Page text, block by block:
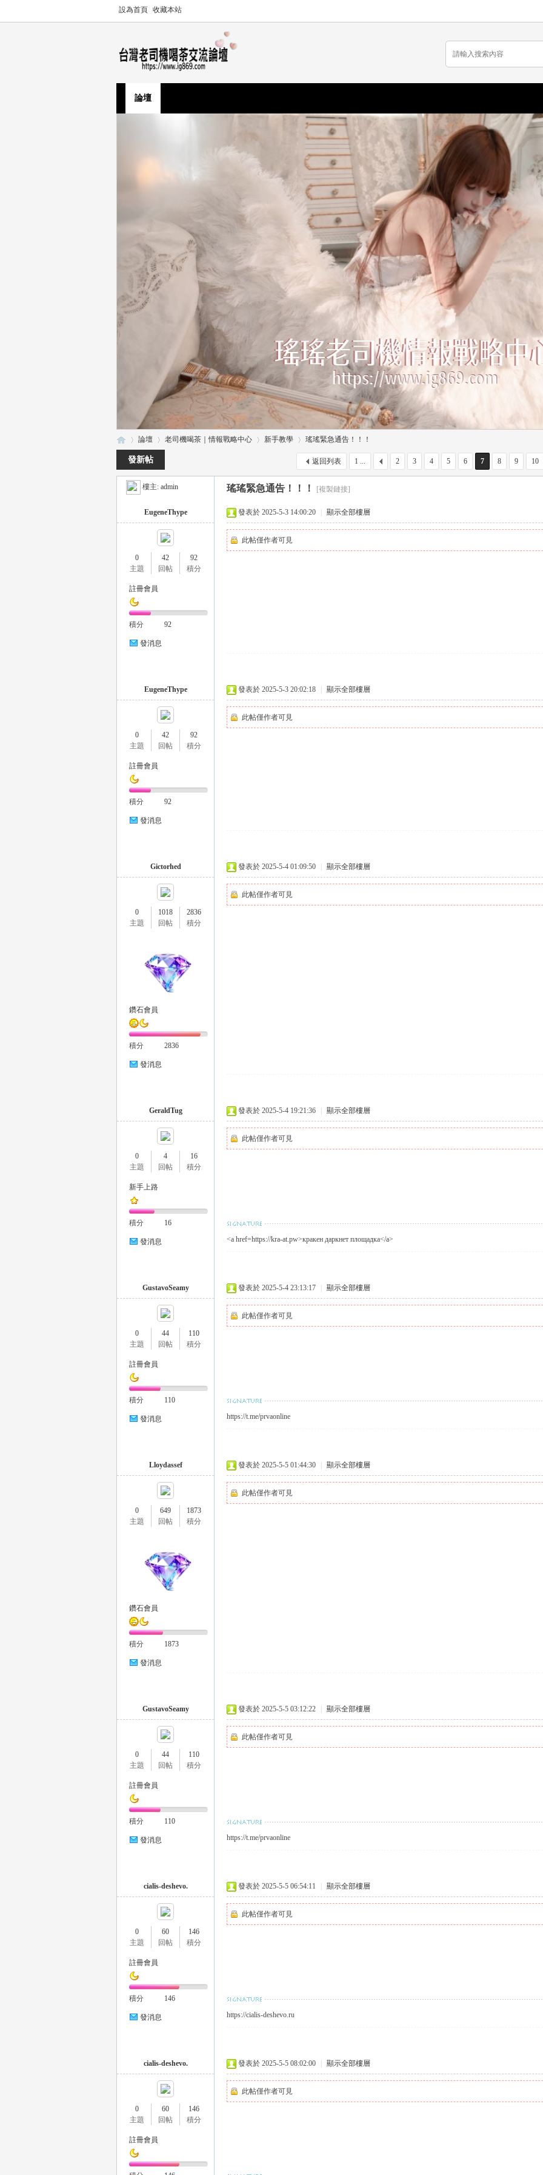
設為首頁 收藏本站
論壇
»
論壇
›
老司機喝茶｜情報戰略中心
›
新手教學 瑤瑤緊急通告！！！
1 ... 2 3 4 5 6 7 8 9 10
返回列表
發新帖
樓主: admin 瑤瑤緊急通告！！！ [複製鏈接]
EugeneThype
0
主題
42
回帖
92
積分
註冊會員
積分 92
發消息
發表於 2025-5-3 14:00:20 顯示全部樓層
此帖僅作者可見
EugeneThype
0
主題
42
回帖
92
積分
註冊會員
積分 92
發消息
發表於 2025-5-3 20:02:18 顯示全部樓層
此帖僅作者可見
Gictorhed
0
主題
1018
回帖
2836
積分
鑽石會員
積分 2836
發消息
發表於 2025-5-4 01:09:50 顯示全部樓層
此帖僅作者可見
GeraldTug
0
主題
4
回帖
16
積分
新手上路
積分 16
發消息
發表於 2025-5-4 19:21:36 顯示全部樓層
此帖僅作者可見
<a href=https://kra-at.pw>кракен даркнет площадка</a>
GustavoSeamy
0
主題
44
回帖
110
積分
註冊會員
積分 110
發消息
發表於 2025-5-4 23:13:17 顯示全部樓層
此帖僅作者可見
https://t.me/prvaonline
Lloydassef
0
主題
649
回帖
1873
積分
鑽石會員
積分 1873
發消息
發表於 2025-5-5 01:44:30 顯示全部樓層
此帖僅作者可見
GustavoSeamy
0
主題
44
回帖
110
積分
註冊會員
積分 110
發消息
發表於 2025-5-5 03:12:22 顯示全部樓層
此帖僅作者可見
https://t.me/prvaonline
cialis-deshevo.
0
主題
60
回帖
146
積分
註冊會員
積分 146
發消息
發表於 2025-5-5 06:54:11 顯示全部樓層
此帖僅作者可見
https://cialis-deshevo.ru
cialis-deshevo.
0
主題
60
回帖
146
積分
註冊會員
發表於 2025-5-5 08:02:00 顯示全部樓層
此帖僅作者可見